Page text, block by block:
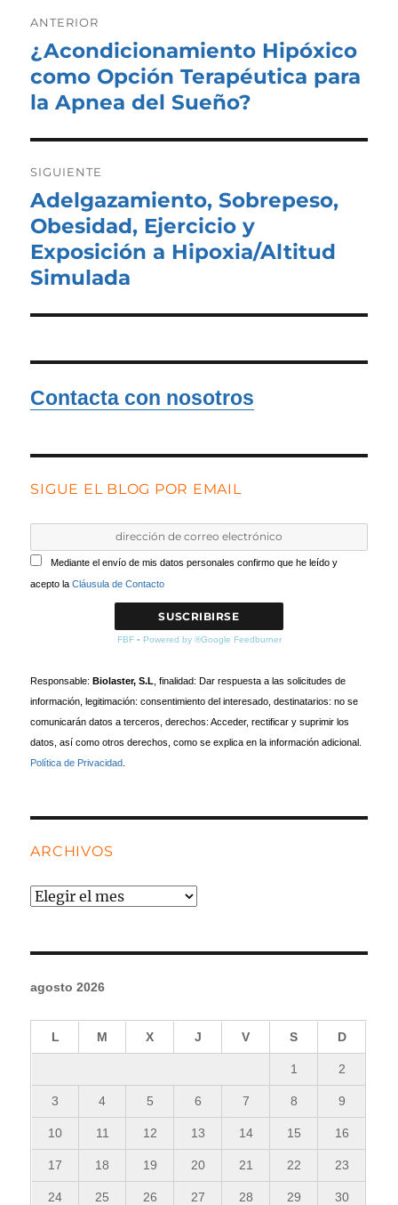
de
entradas
ANTERIOR
Entrada
anterior:
¿Acondicionamiento Hipóxico
como Opción Terapéutica para
la Apnea del Sueño?
SIGUIENTE
Entrada
siguiente:
Adelgazamiento, Sobrepeso,
Obesidad, Ejercicio y
Exposición a Hipoxia/Altitud
Simulada
Contacta con nosotros
SIGUE EL BLOG POR EMAIL
Mediante el envío de mis datos personales confirmo que he leído y
acepto laCláusula de Contacto
FBF▪ Powered by ®Google Feedburner
Responsable:Biolaster, S.L , finalidad: Dar respuesta a las solicitudes de
información, legitimación: consentimiento del interesado, destinatarios: no se
comunicarán datos a terceros, derechos: Acceder, rectificar y suprimir los
datos, así como otros derechos, como se explica en la información adicional.
Política de Privacidad
ARCHIVOS
Archivos
agosto 2026
L M X J V S D
1 2
3 4 5 6 7 8 9
10 11 12 13 14 15 16
17 18 19 20 21 22 23
24 25 26 27 28 29 30